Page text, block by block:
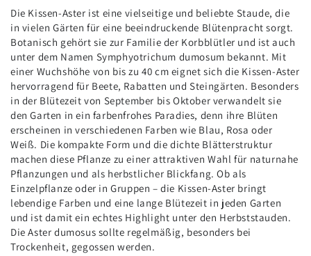
Die Kissen-Aster ist eine vielseitige und beliebte Staude, die
in vielen Gärten für eine beeindruckende Blütenpracht sorgt.
Botanisch gehört sie zur Familie der Korbblütler und ist auch
unter dem Namen Symphyotrichum dumosum bekannt. Mit
einer Wuchshöhe von bis zu 40 cm eignet sich die Kissen-Aster
hervorragend für Beete, Rabatten und Steingärten. Besonders
in der Blütezeit von September bis Oktober verwandelt sie
den Garten in ein farbenfrohes Paradies, denn ihre Blüten
erscheinen in verschiedenen Farben wie Blau, Rosa oder
Weiß. Die kompakte Form und die dichte Blätterstruktur
machen diese Pflanze zu einer attraktiven Wahl für naturnahe
Pflanzungen und als herbstlicher Blickfang. Ob als
Einzelpflanze oder in Gruppen – die Kissen-Aster bringt
lebendige Farben und eine lange Blütezeit in jeden Garten
und ist damit ein echtes Highlight unter den Herbststauden.
Die Aster dumosus sollte regelmäßig, besonders bei
Trockenheit, gegossen werden.